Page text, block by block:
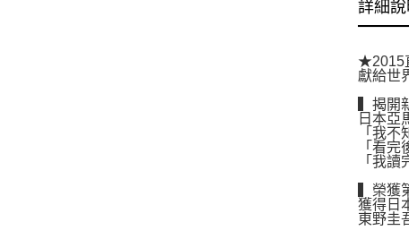
詳細說
★2015
獻給世
▍揭開
日本亞
「我
「看
「我
▍榮獲
獲得日
東野圭